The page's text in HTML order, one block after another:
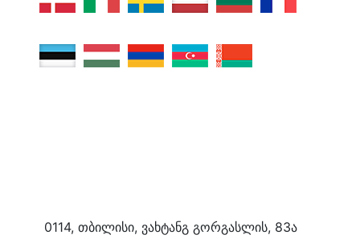
0114, თბილისი, ვახტანგ გორგასლის, 83ა